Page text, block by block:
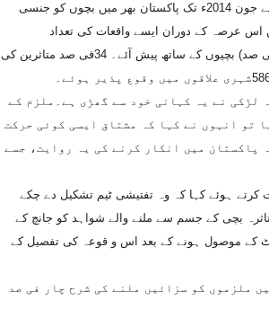
غیر سرکاری تنظیم ساحل کی ششماہی رپورٹ 2014کے مطابق جنوری سے جون 2014ء تک پاکستان بھر میں بچوں کو جنسی
کیے جانے کے 1786واقعات رپورٹ ہوئے جب کہ 2013ء میں اس عرصہ کے دوران ایسے واقعات کی تعداد
1204تھی۔ 2014ء میں رپورٹ ہونے والے 1786 واقعات میں سے 1172(66فی صد) بچیوں کے ساتھ پیش آئے۔ 34فی صد متاثرین کی
لڑکی نے یہ کہانی خود سے گھڑی ہے۔ملزم کے
تو انہوں نے کہا کہ مشتاق ایسی کوئی حرکت
پاکستان میں انکار کرنے کی یہ روایت، جسے
کرتے ہوئے کہا کہ وہ تفتیشی ٹیم تشکیل دے چکے
بچی کے جسم سے ملنے والے شواہد کو جانچ کے
کے موصول ہونے کے بعد اس و قوعہ کی تفصیل کے
ملزموں کو سزائیں ملنے کی شرح چار فی صد